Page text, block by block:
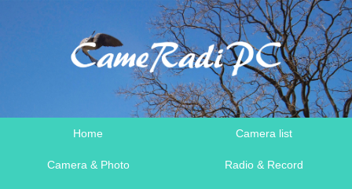
Home Camera list
Camera & Photo Radio & Record